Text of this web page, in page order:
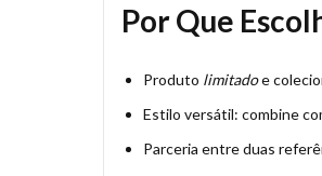
Por Que
Produto limitadoe
Estilo versátil: combine
Parceria entre duas